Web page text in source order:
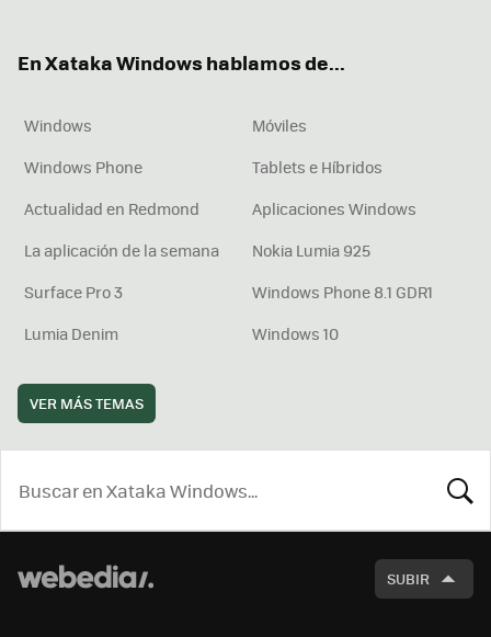
En Xataka Windows hablamos de...
Windows
Móviles
Windows Phone
Tablets e Híbridos
Actualidad en Redmond
Aplicaciones Windows
La aplicación de la semana
Nokia Lumia 925
Surface Pro 3
Windows Phone 8.1 GDR1
Lumia Denim
Windows 10
VER MÁS TEMAS
SUBIR